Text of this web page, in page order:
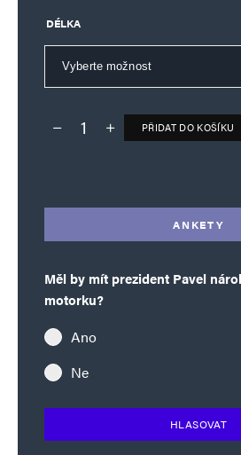
DÉLKA
Deník TO – verze bez reklam množství
PŘIDAT DO KOŠÍKU
ANKETY
Měl by mít prezident Pavel
motorku?
Ano
Ne
HLASOVAT